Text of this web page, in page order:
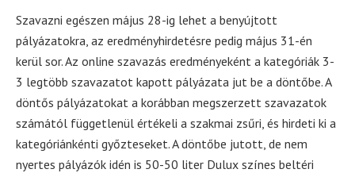
Szavazni egészen május 28-ig lehet a benyújtott
pályázatokra, az eredményhirdetésre pedig május 31-én
kerül sor. Az online szavazás eredményeként a kategóriák 3-
3 legtöbb szavazatot kapott pályázata jut be a döntőbe. A
döntős pályázatokat a korábban megszerzett szavazatok
számától függetlenül értékeli a szakmai zsűri, és hirdeti ki a
kategóriánkénti győzteseket. A döntőbe jutott, de nem
nyertes pályázók idén is 50-50 liter Dulux színes beltéri